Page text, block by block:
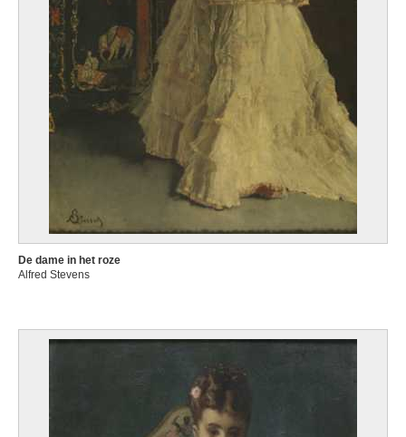
De dame in het roze
Alfred Stevens